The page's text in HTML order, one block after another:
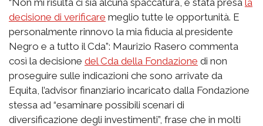
decisione di verificare meglio tutte le opportunità. E
personalmente rinnovo la mia fiducia al presidente
Negro e a tutto il Cda”: Maurizio Rasero commenta
così la decisione del Cda della Fondazione di non
proseguire sulle indicazioni che sono arrivate da
Equita, l’advisor finanziario incaricato dalla Fondazione
stessa ad “esaminare possibili scenari di
diversificazione degli investimenti”, frase che in molti